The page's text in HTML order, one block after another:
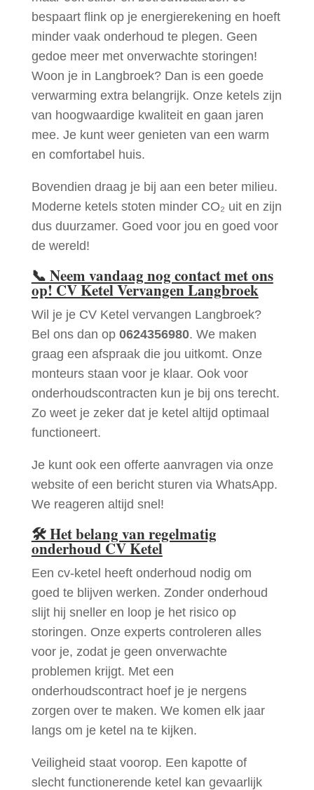
bespaart flink op je energierekening en hoeft
minder vaak onderhoud te plegen. Geen
gedoe meer met onverwachte storingen!
Woon je in Langbroek? Dan is een goede
verwarming extra belangrijk. Onze ketels zijn
van hoogwaardige kwaliteit en gaan jaren
mee. Je kunt weer genieten van een warm
en comfortabel huis.
Bovendien draag je bij aan een beter milieu.
Moderne ketels stoten minder CO₂ uit en zijn
dus duurzamer. Goed voor jou en goed voor
de wereld!
📞 Neem vandaag nog contact met ons
op! CV Ketel Vervangen Langbroek
Wil je je CV Ketel vervangen Langbroek?
Bel ons dan op 0624356980. We maken
graag een afspraak die jou uitkomt. Onze
monteurs staan voor je klaar. Ook voor
onderhoudscontracten kun je bij ons terecht.
Zo weet je zeker dat je ketel altijd optimaal
functioneert.
Je kunt ook een offerte aanvragen via onze
website of een bericht sturen via WhatsApp.
We reageren altijd snel!
🛠Het belang van regelmatig
onderhoud CV Ketel
Een cv-ketel heeft onderhoud nodig om
goed te blijven werken. Zonder onderhoud
slijt hij sneller en loop je het risico op
storingen. Onze experts controleren alles
voor je, zodat je geen onverwachte
problemen krijgt. Met een
onderhoudscontract hoef je je nergens
zorgen over te maken. We komen elk jaar
langs om je ketel na te kijken.
Veiligheid staat voorop. Een kapotte of
slecht functionerende ketel kan gevaarlijk